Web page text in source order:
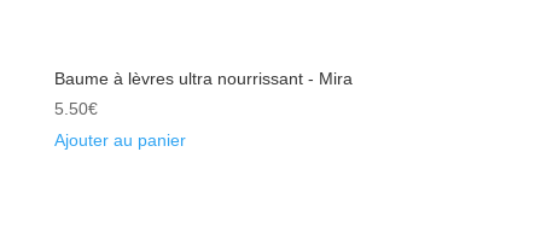
Baume à lèvres ultra nourrissant - Mira
5.50€
Ajouter au panier